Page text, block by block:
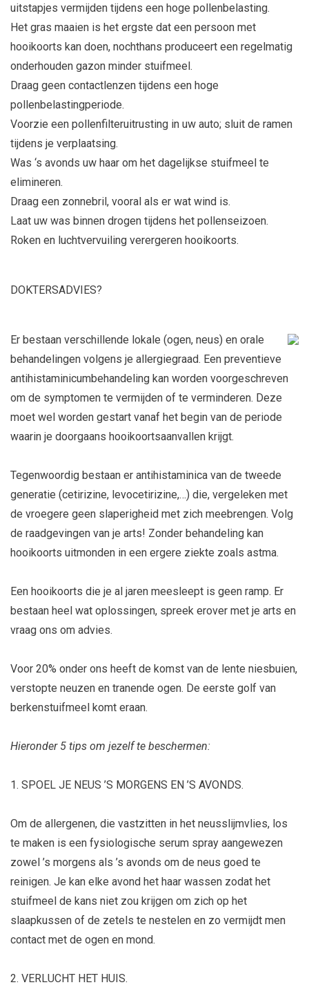
uitstapjes vermijden tijdens een hoge pollenbelasting.
Het gras maaien is het ergste dat een persoon met
hooikoorts kan doen, nochthans produceert een regelmatig
onderhouden gazon minder stuifmeel.
Draag geen contactlenzen tijdens een hoge
pollenbelastingperiode.
Voorzie een pollenfilteruitrusting in uw auto; sluit de ramen
tijdens je verplaatsing.
Was ‘s avonds uw haar om het dagelijkse stuifmeel te
elimineren.
Draag een zonnebril, vooral als er wat wind is.
Laat uw was binnen drogen tijdens het pollenseizoen.
Roken en luchtvervuiling verergeren hooikoorts.
DOKTERSADVIES?
Er bestaan verschillende lokale (ogen, neus) en orale
behandelingen volgens je allergiegraad. Een preventieve
antihistaminicumbehandeling kan worden voorgeschreven
om de symptomen te vermijden of te verminderen. Deze
moet wel worden gestart vanaf het begin van de periode
waarin je doorgaans hooikoortsaanvallen krijgt.
Tegenwoordig bestaan er antihistaminica van de tweede
generatie (cetirizine, levocetirizine,…) die, vergeleken met
de vroegere geen slaperigheid met zich meebrengen. Volg
de raadgevingen van je arts! Zonder behandeling kan
hooikoorts uitmonden in een ergere ziekte zoals astma.
Een hooikoorts die je al jaren meesleept is geen ramp. Er
bestaan heel wat oplossingen, spreek erover met je arts en
vraag ons om advies.
Voor 20% onder ons heeft de komst van de lente niesbuien,
verstopte neuzen en tranende ogen. De eerste golf van
berkenstuifmeel komt eraan.
Hieronder 5 tips om jezelf te beschermen:
1. SPOEL JE NEUS ’S MORGENS EN ’S AVONDS.
Om de allergenen, die vastzitten in het neusslijmvlies, los
te maken is een fysiologische serum spray aangewezen
zowel ’s morgens als ’s avonds om de neus goed te
reinigen. Je kan elke avond het haar wassen zodat het
stuifmeel de kans niet zou krijgen om zich op het
slaapkussen of de zetels te nestelen en zo vermijdt men
contact met de ogen en mond.
2. VERLUCHT HET HUIS.